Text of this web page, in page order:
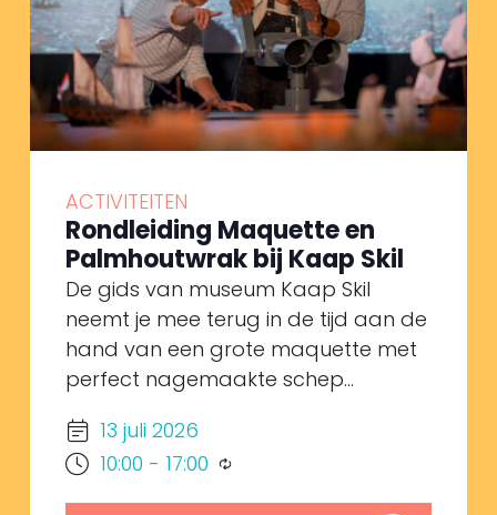
ACTIVITEITEN
Rondleiding Maquette en
Palmhoutwrak bij Kaap Skil
De gids van museum Kaap Skil
neemt je mee terug in de tijd aan de
hand van een grote maquette met
perfect nagemaakte schep...
13 juli 2026
10:00 - 17:00